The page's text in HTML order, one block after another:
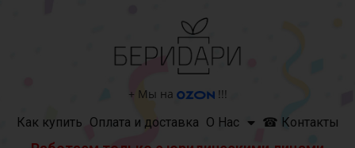
+ Мы на
!!!
Как купить Оплата и доставка О Нас ☎ Контакты